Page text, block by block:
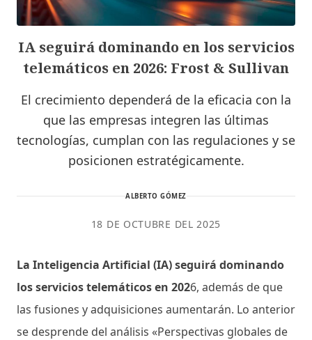
IA seguirá dominando en los servicios
telemáticos en 2026: Frost & Sullivan
El crecimiento dependerá de la eficacia con la
que las empresas integren las últimas
tecnologías, cumplan con las regulaciones y se
posicionen estratégicamente.
ALBERTO GÓMEZ
18 DE OCTUBRE DEL 2025
La Inteligencia Artificial (IA) seguirá dominando
los servicios telemáticos en 2026, además de que
las fusiones y adquisiciones aumentarán. Lo anterior
se desprende del análisis «Perspectivas globales de